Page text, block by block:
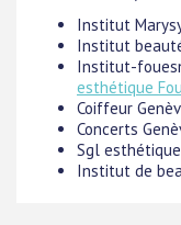
Institut
Institut
Institut-
esthétique
Coiffeur
Concerts
Sgl
Institut de